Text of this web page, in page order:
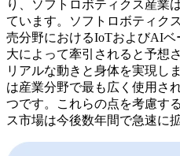
り、ソフトロボティクス産業
ています。ソフトロボティク
売分野におけるIoTおよびAI
大によって牽引されると予想
リアルな動きと身体を実現し
は産業分野で最も広く使用さ
つです。これらの点を考慮す
ス市場は今後数年間で急速に